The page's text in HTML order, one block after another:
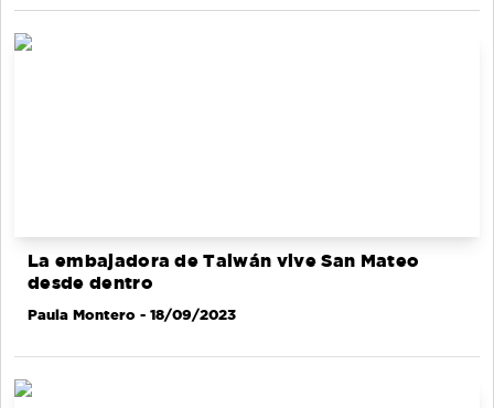
La embajadora de Taiwán vive San Mateo
desde dentro
Paula Montero - 18/09/2023